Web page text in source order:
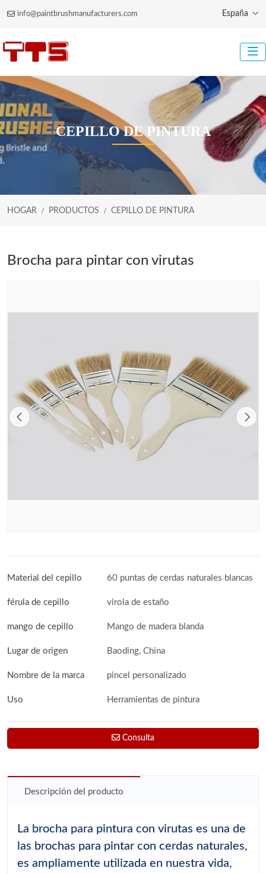
info@paintbrushmanufacturers.com España
CEPILLO DE PINTURA
HOGAR PRODUCTOS CEPILLO DE PINTURA
Brocha para pintar con virutas
Material del cepillo 60 puntas de cerdas naturales blancas
férula de cepillo virola de estaño
mango de cepillo Mango de madera blanda
Lugar de origen Baoding, China
Nombre de la marca pincel personalizado
Uso Herramientas de pintura
Consulta
Descripción del producto
La brocha para pintura con virutas es una de
las brochas para pintar con cerdas naturales,
es ampliamente utilizada en nuestra vida,